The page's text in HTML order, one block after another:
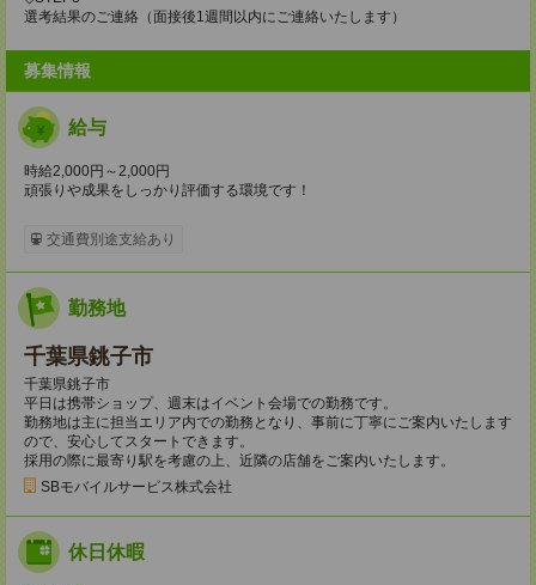
選考結果のご連絡（面接後1週間以内にご連絡いたします）
募集情報
給与
時給2,000円～2,000円
頑張りや成果をしっかり評価する環境です！
交通費別途支給あり
勤務地
千葉県銚子市
千葉県銚子市
平日は携帯ショップ、週末はイベント会場での勤務です。
勤務地は主に担当エリア内での勤務となり、事前に丁寧にご案内いたします
ので、安心してスタートできます。
採用の際に最寄り駅を考慮の上、近隣の店舗をご案内いたします。
SBモバイルサービス株式会社
休日休暇